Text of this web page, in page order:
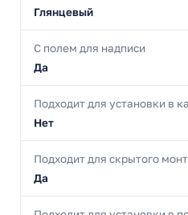
Глянцевый
С полем для надписи
Да
Подходит для установки в
Нет
Подходит для скрытого
Да